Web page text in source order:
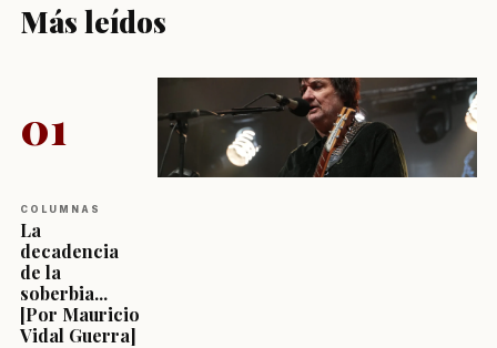
Más leídos
01
COLUMNAS
La
decadencia
de la
soberbia...
[Por Mauricio
Vidal Guerra]